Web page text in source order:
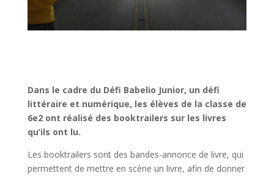
Dans le cadre du Défi Babelio Junior, un défi
littéraire et numérique, les élèves de la classe de
6e2 ont réalisé des booktrailers sur les livres
qu’ils ont lu.
Les booktrailers sont des bandes-annonce de livre, qui
permettent de mettre en scène un livre, afin de donner